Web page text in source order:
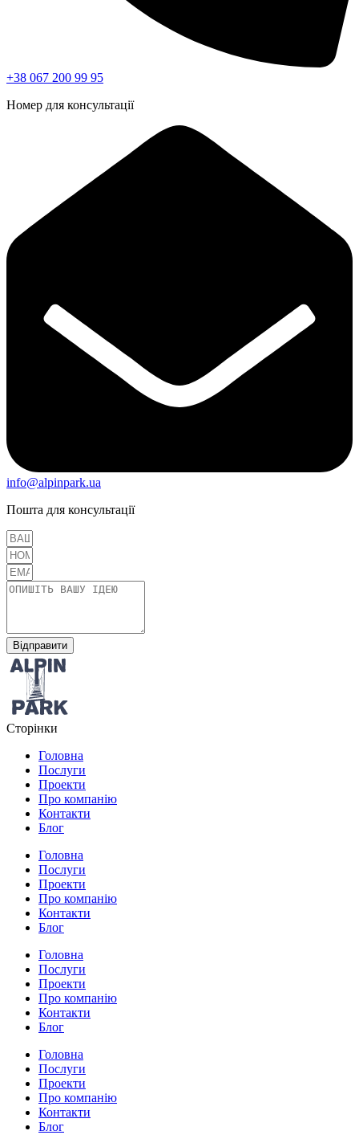
+38 067 200 99 95
Номер для консультації
info@alpinpark.ua
Пошта для консультації
Відправити
Сторінки
Головна
Послуги
Проекти
Про компанію
Контакти
Блог
Головна
Послуги
Проекти
Про компанію
Контакти
Блог
Головна
Послуги
Проекти
Про компанію
Контакти
Блог
Головна
Послуги
Проекти
Про компанію
Контакти
Блог